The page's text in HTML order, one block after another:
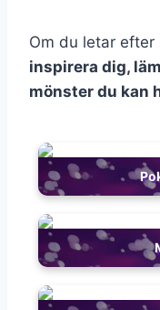
Om du letar efter
inspirera dig,
mönster du kan